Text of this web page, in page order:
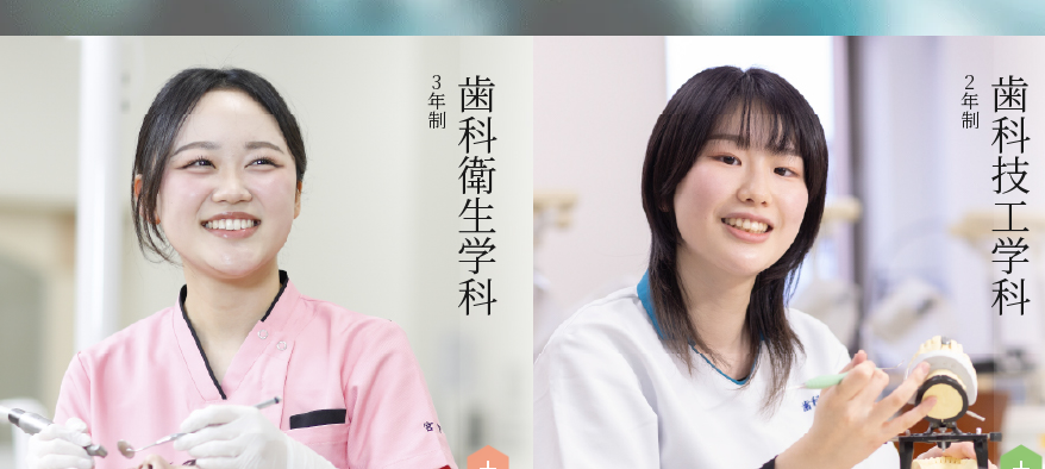
3
年
制 歯科衛生学科 2
年
制歯科技工学科